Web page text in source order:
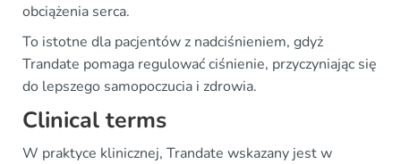
obciążenia serca.
To istotne dla pacjentów z nadciśnieniem, gdyż
Trandate pomaga regulować ciśnienie, przyczyniając się
do lepszego samopoczucia i zdrowia.
Clinical terms
W praktyce klinicznej, Trandate wskazany jest w